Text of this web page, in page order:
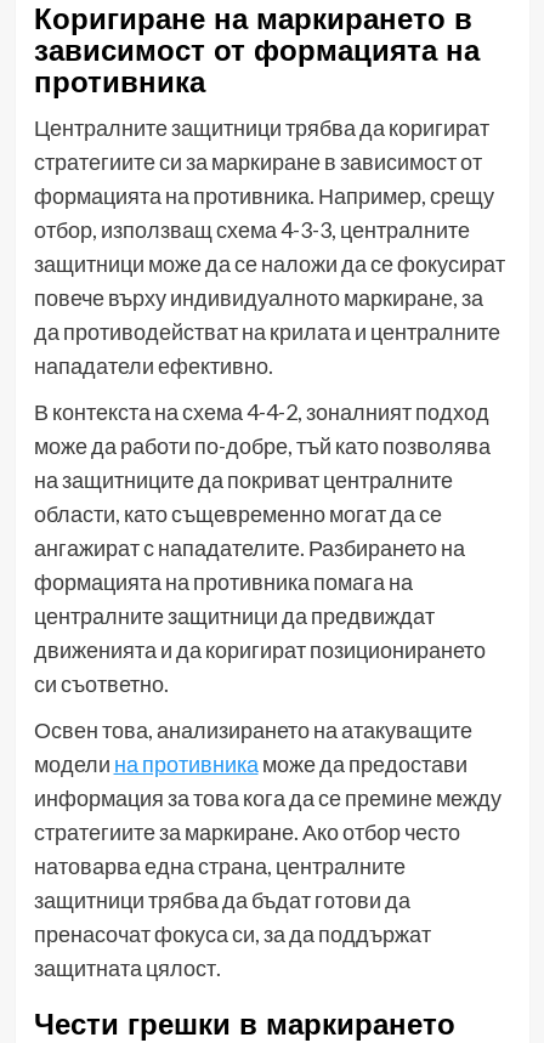
Коригиране на маркирането в
зависимост от формацията на
противника
Централните защитници трябва да коригират
стратегиите си за маркиране в зависимост от
формацията на противника. Например, срещу
отбор, използващ схема 4-3-3, централните
защитници може да се наложи да се фокусират
повече върху индивидуалното маркиране, за
да противодействат на крилата и централните
нападатели ефективно.
В контекста на схема 4-4-2, зоналният подход
може да работи по-добре, тъй като позволява
на защитниците да покриват централните
области, като същевременно могат да се
ангажират с нападателите. Разбирането на
формацията на противника помага на
централните защитници да предвиждат
движенията и да коригират позиционирането
си съответно.
Освен това, анализирането на атакуващите
модели на противника може да предостави
информация за това кога да се премине между
стратегиите за маркиране. Ако отбор често
натоварва една страна, централните
защитници трябва да бъдат готови да
пренасочат фокуса си, за да поддържат
защитната цялост.
Чести грешки в маркирането